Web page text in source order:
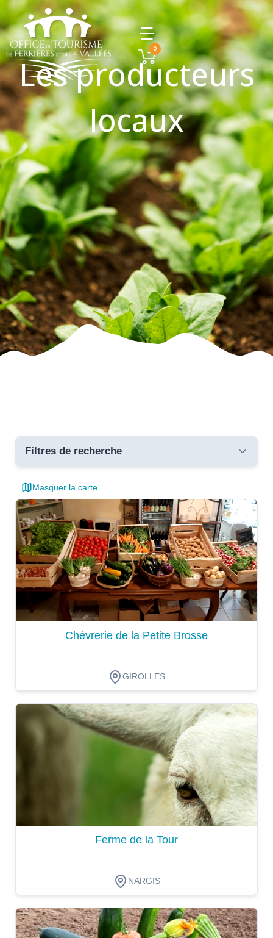
0
Les producteurs
locaux
Filtres de recherche
Toutes les communes
critères
Masquer la carte
Chèvrerie de la Petite Brosse
GIROLLES
Dégustation
Ferme de la Tour
NARGIS
Dégustation